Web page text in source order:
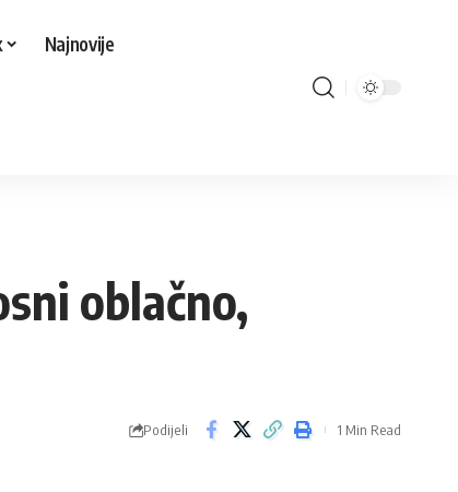
Najnovije
oblačno,
Podijeli 1 Min Read